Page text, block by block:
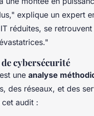
explique un expert
réduites, se
cybersécurité
une analyse
des réseaux, et des
audit :